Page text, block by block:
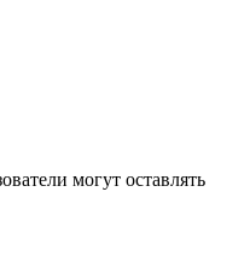
могут оставлять